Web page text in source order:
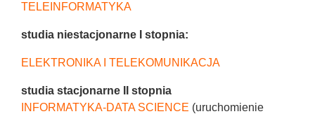
TELEINFORMATYKA
studia niestacjonarne I stopnia:
ELEKTRONIKA I TELEKOMUNIKACJA
studia stacjonarne II stopnia
INFORMATYKA-DATA SCIENCE (uruchomienie